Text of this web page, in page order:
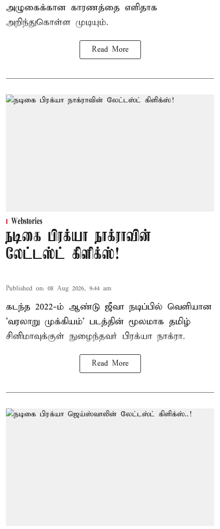
அழுகைக்கான காரணத்தை எளிதாக
அறிந்துகொள்ள முடியும்.
Read More
Webstories
நடிகை பிரக்யா நாக்ராவின்
லேட்டஸ்ட் கிளிக்ஸ்!
Published on: 08 Aug 2026, 9:44 am
கடந்த 2022-ம் ஆண்டு ஜீவா நடிப்பில் வெளியான
'வரலாறு முக்கியம்' படத்தின் மூலமாக தமிழ்
சினிமாவுக்குள் நுழைந்தவர் பிரக்யா நாக்ரா.
Read More